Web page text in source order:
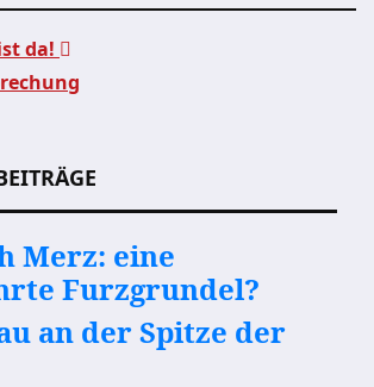
da!
Merz: eine
Furzgrundel?
an der Spitze der